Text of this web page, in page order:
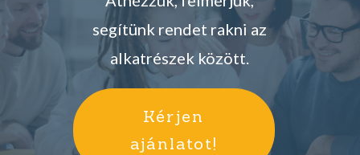
segítünk rendet rakni az
alkatrészek között.
Kérjen
ajánlatot!